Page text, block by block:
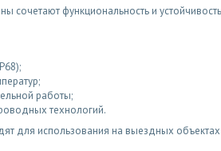
функциональность и
работы;
технологий.
для использования на выездных объектах